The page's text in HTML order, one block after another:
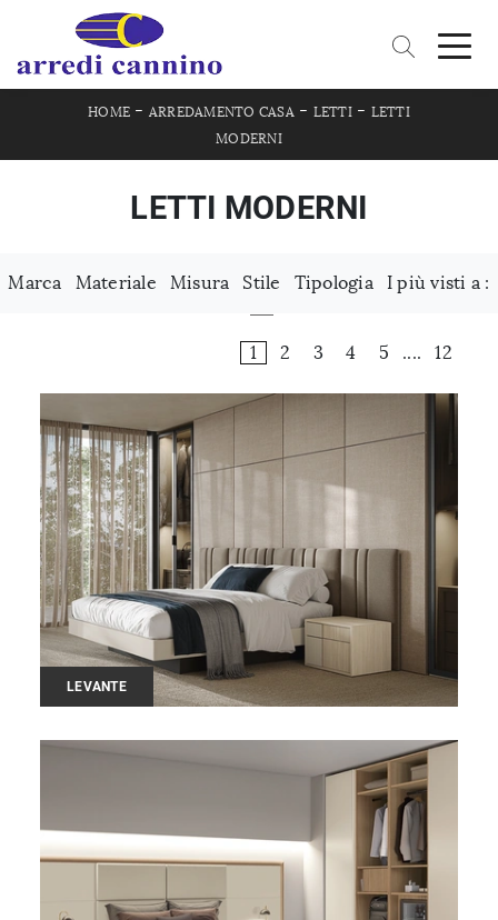
HOME - ARREDAMENTO CASA- LETTI- LETTI
MODERNI
LETTI MODERNI
Marca Materiale Misura Stile Tipologia I più visti a :
1 2 3 4 5 .... 12
LEVANTE